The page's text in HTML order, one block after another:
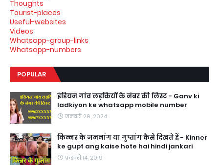
Thoughts
Tourist-places
Useful-websites
Videos
Whatsapp-group-links
Whatsapp-numbers
POPULAR
इंडियन गांव लड़कियों के नंबर की लिस्ट - Ganv ki
ladkiyon ke whatsapp mobile number
जनवरी 29, 2024
किन्नर के जननांग या गुप्तांग कैसे दिखते हैं - Kinner
ke gupt ang kaise hote hai hindi jankari
फ़रवरी 14, 2019